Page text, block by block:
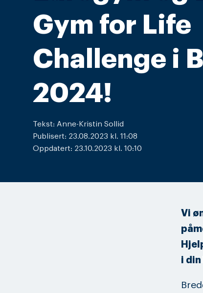
Gym for Life
Challenge i
2024!
Tekst: Anne-Kristin Sollid
Publisert: 23.08.2023 kl. 11:08
Oppdatert: 23.10.2023 kl. 10:10
Vi
i din